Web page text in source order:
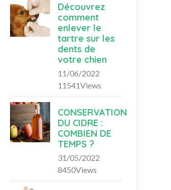
Découvrez
comment
enlever le
tartre sur les
dents de
votre chien
11/06/2022
11541Views
CONSERVATION
DU CIDRE :
COMBIEN DE
TEMPS ?
31/05/2022
8450Views